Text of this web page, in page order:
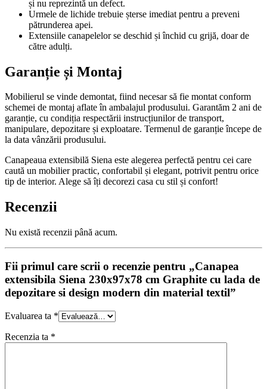
și nu reprezintă un defect.
Urmele de lichide trebuie șterse imediat pentru a preveni
pătrunderea apei.
Extensiile canapelelor se deschid și închid cu grijă, doar de
către adulți.
Garanție și Montaj
Mobilierul se vinde demontat, fiind necesar să fie montat conform
schemei de montaj aflate în ambalajul produsului. Garantăm 2 ani de
garanție, cu condiția respectării instrucțiunilor de transport,
manipulare, depozitare și exploatare. Termenul de garanție începe de
la data vânzării produsului.
Canapeaua extensibilă Siena este alegerea perfectă pentru cei care
caută un mobilier practic, confortabil și elegant, potrivit pentru orice
tip de interior. Alege să îți decorezi casa cu stil și confort!
Recenzii
Nu există recenzii până acum.
Fii primul care scrii o recenzie pentru „Canapea
extensibila Siena 230x97x78 cm Graphite cu lada de
depozitare si design modern din material textil”
Evaluarea ta *
Recenzia ta *